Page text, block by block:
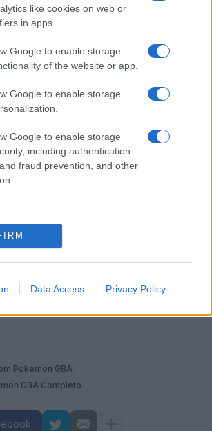
like cookies on web or
in apps.
Google to enable storage
of the website or app.
Google to enable storage
Google to enable storage
including authentication
fraud prevention, and other
Data Access Privacy Policy
Oficial del Hack
toda la Información
Pokemon GBA
GBA Completo